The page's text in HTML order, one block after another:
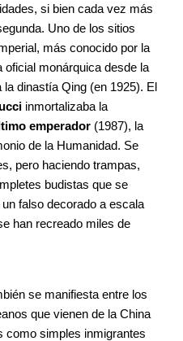
si bien cada vez más
Uno de los sitios
más conocido por la
oficial monárquica desde la
dinastía Qing (en 1925). El
inmortalizaba la
emperador (1987), la
de la Humanidad. Se
pero haciendo trampas,
budistas que se
falso decorado a escala
han recreado miles de
se manifiesta entre los
que vienen de la China
como simples inmigrantes